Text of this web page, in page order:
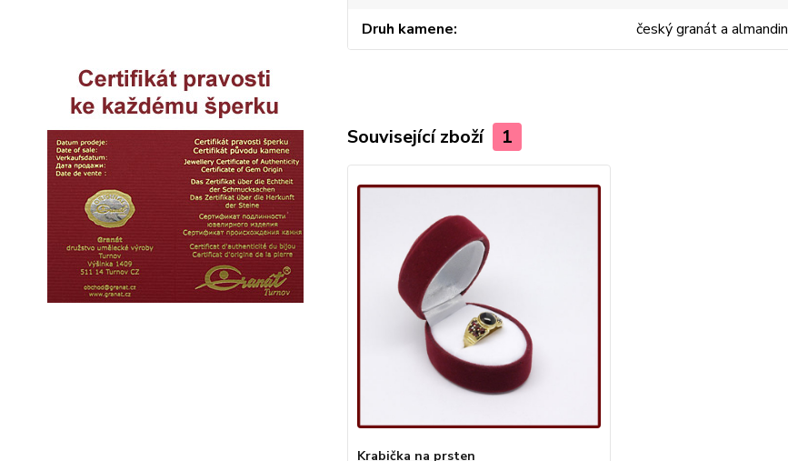
Druh kamene
český granát a almandin
Související zboží 1
Krabička na prsten